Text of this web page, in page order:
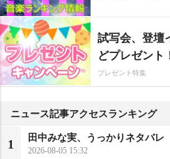
試写会、登壇
どプレゼント
プレゼント特集
ニュース記事アクセスランキング
1
田中みな実、うっかりネタバレ
2026-08-05 15:32